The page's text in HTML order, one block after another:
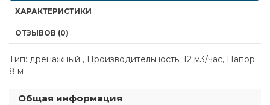
ХАРАКТЕРИСТИКИ
ОТЗЫВОВ (0)
Тип: дренажный , Производительность: 12 м3/час, Напор:
8 м
Общая информация